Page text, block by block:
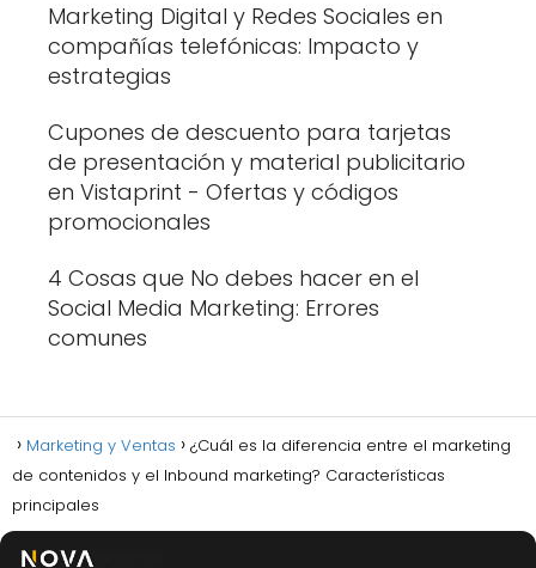
Marketing Digital y Redes Sociales en
compañías telefónicas: Impacto y
estrategias
Cupones de descuento para tarjetas
de presentación y material publicitario
en Vistaprint - Ofertas y códigos
promocionales
4 Cosas que No debes hacer en el
Social Media Marketing: Errores
comunes
Marketing y Ventas
¿Cuál es la diferencia entre el marketing
de contenidos y el Inbound marketing? Características
principales